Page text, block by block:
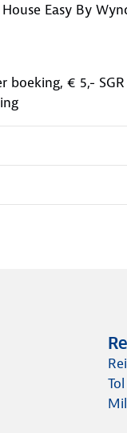
Easy By
boeking, € 5,-